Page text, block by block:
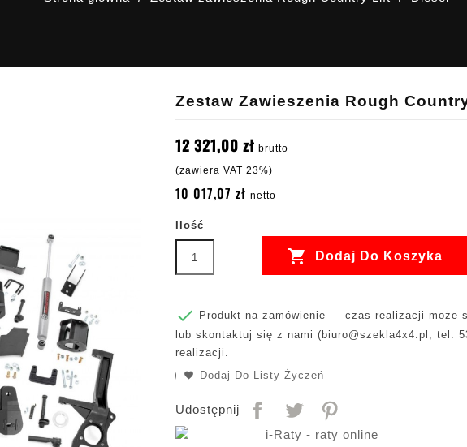
Zestaw Zawieszenia Rough
12 321,00 zł brutto
(zawiera VAT 23%)
10 017,07 zł netto
Ilość
 Dodaj Do Koszyka

Produkt na zamówienie — czas realizacji może
lub skontaktuj się z nami ( biuro@szekla4x4.pl , tel.
realizacji.
Dodaj Do Listy Życzeń
Udostępnij